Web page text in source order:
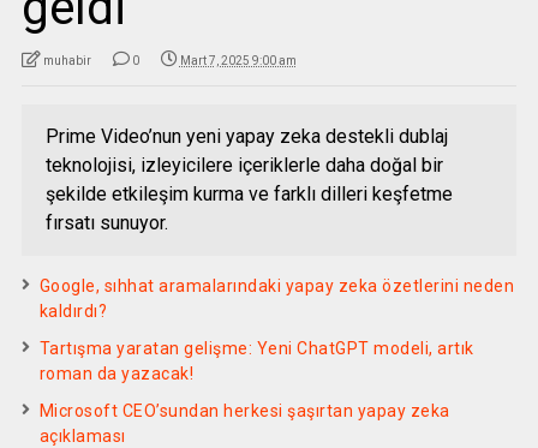
muhabir 0 Mart 7, 2025 9:00 am
Prime Video’nun yeni yapay zeka destekli dublaj
teknolojisi, izleyicilere içeriklerle daha doğal bir
şekilde etkileşim kurma ve farklı dilleri keşfetme
fırsatı sunuyor.
Google, sıhhat aramalarındaki yapay zeka özetlerini neden
kaldırdı?
Tartışma yaratan gelişme: Yeni ChatGPT modeli, artık
roman da yazacak!
Microsoft CEO’sundan herkesi şaşırtan yapay zeka
açıklaması